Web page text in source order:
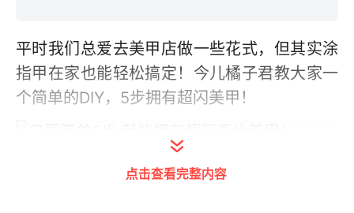
平时我们总爱去美甲店做一些花式，但其实涂
指甲在家也能轻松搞定！今儿橘子君教大家一
个简单的DIY，5步拥有超闪美甲！
点击查看完整内容